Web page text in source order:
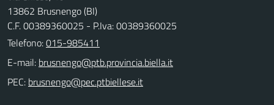
13862 Brusnengo (BI)
C.F. 00389360025 - P.Iva: 00389360025
Telefono:015-985411
E-mail:
PEC: